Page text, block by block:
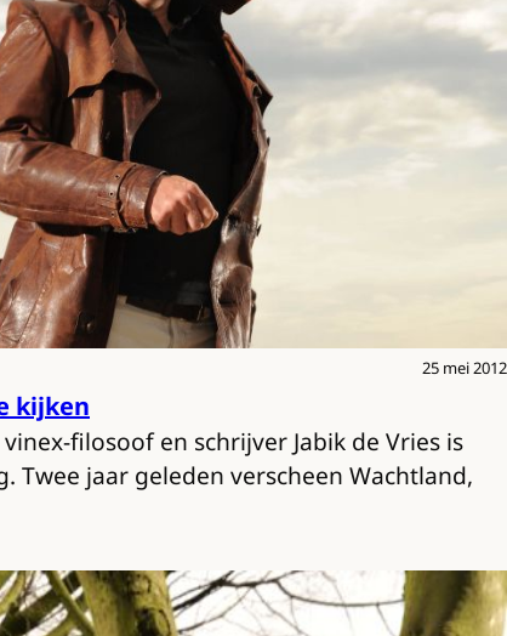
25 mei 2012
kijken
filosoof en schrijver Jabik de Vries is
Twee jaar geleden verscheen Wachtland,